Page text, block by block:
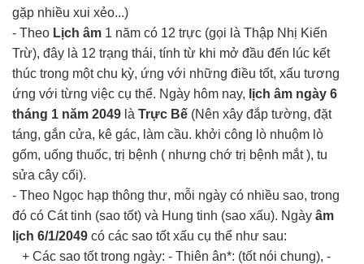
gặp nhiều xui xẻo...)
- Theo Lịch âm 1 năm có 12 trực (gọi là Thập Nhị Kiến
Trừ), đây là 12 trạng thái, tính từ khi mở đầu đến lúc kết
thúc trong một chu kỳ, ứng với những điều tốt, xấu tương
ứng với từng việc cụ thể. Ngày hôm nay, lịch âm ngày 6
tháng 1 năm 2049 là Trực Bế (Nên xây đắp tường, đặt
táng, gắn cửa, kê gác, làm cầu. khởi công lò nhuộm lò
gốm, uống thuốc, trị bệnh ( nhưng chớ trị bệnh mắt ), tu
sửa cây cối).
- Theo Ngọc hạp thông thư, mỗi ngày có nhiều sao, trong
đó có Cát tinh (sao tốt) và Hung tinh (sao xấu). Ngày âm
lịch 6/1/2049 có các sao tốt xấu cụ thể như sau:
+ Các sao tốt trong ngày: - Thiên ân*: (tốt nói chung), -